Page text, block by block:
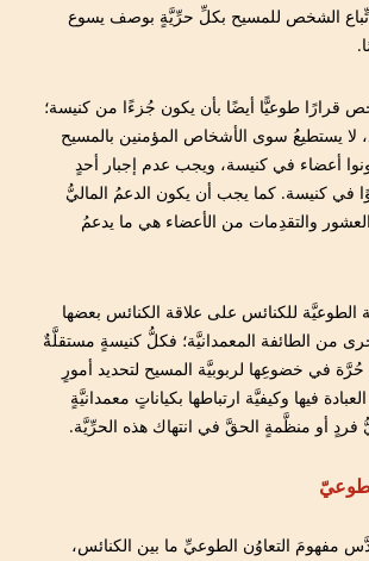
الشخص للمسيح بكلِّ حرِّيَّةٍ بوصف يسوع
قرارًا طوعيًّا أيضًا بأن يكون جُزءًا من كنيسة؛
لا يستطيعُ سوى الأشخاص المؤمنين بالمسيح
أعضاء في كنيسة، ويجب عدم إجبار أحدٍ
في كنيسة. كما يجب أن يكون الدعمُ الماليُّ
والتقدِمات من الأعضاء هي ما يدعمُ
الطوعيَّة للكنائس على علاقة الكنائس بعضها
من الطائفة المعمدانيَّة؛ فكلُّ كنيسةٍ مستقلَّةٌ
في خضوعِها لربوبيَّة المسيح لتحديد أمورٍ
فيها وكيفيَّة ارتباطها بكياناتٍ معمدانيَّةٍ
فردٍ أو منظَّمةٍ الحقَّ في انتهاك هذه الحرِّيَّة.
مفهومَ التعاوُن الطوعيِّ ما بين الكنائس،